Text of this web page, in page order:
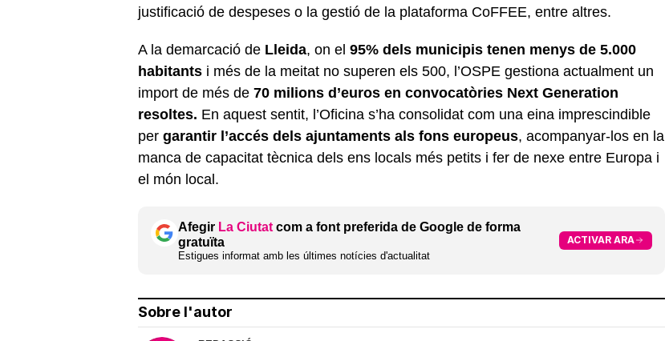
justificació de despeses o la gestió de la plataforma CoFFEE, entre altres.
A la demarcació de Lleida, on el 95% dels municipis tenen menys de 5.000
habitants i més de la meitat no superen els 500, l’OSPE gestiona actualment un
import de més de 70 milions d’euros en convocatòries Next Generation
resoltes. En aquest sentit, l’Oficina s’ha consolidat com una eina imprescindible
per garantir l’accés dels ajuntaments als fons europeus, acompanyar-los en la
manca de capacitat tècnica dels ens locals més petits i fer de nexe entre Europa i
el món local.
Afegir La Ciutat com a font preferida de Google de forma
gratuïta
Estigues informat amb les últimes notícies d'actualitat
ACTIVAR ARA
Sobre l'autor